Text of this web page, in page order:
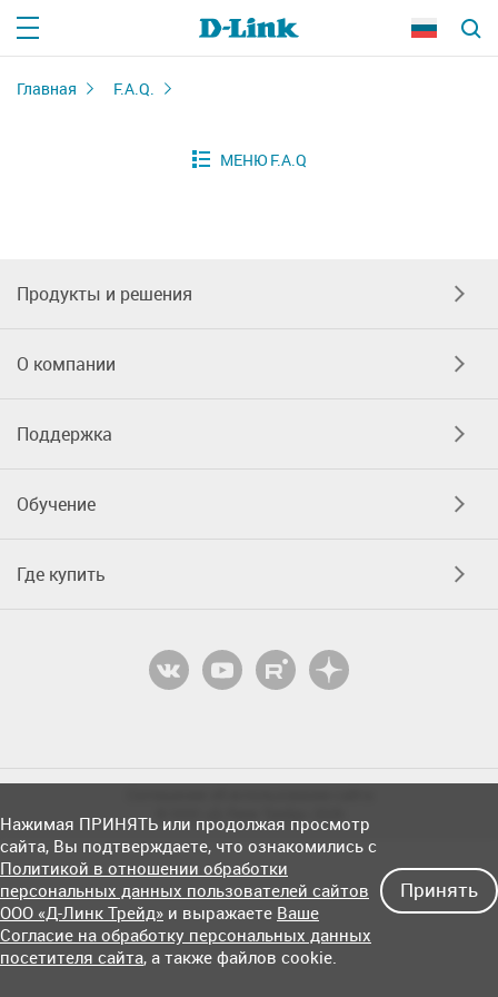
Главная F.A.Q.
Продукты и решения
О компании
Поддержка
Обучение
Где купить
Нажимая ПРИНЯТЬ или продолжая просмотр
сайта, Вы подтверждаете, что ознакомились с
Политикой в отношении обработки
персональных данных пользователей сайтов
ООО «Д-Линк Трейд» и выражаете Ваше
Согласие на обработку персональных данных
посетителя сайта, а также файлов cookie.
Принять